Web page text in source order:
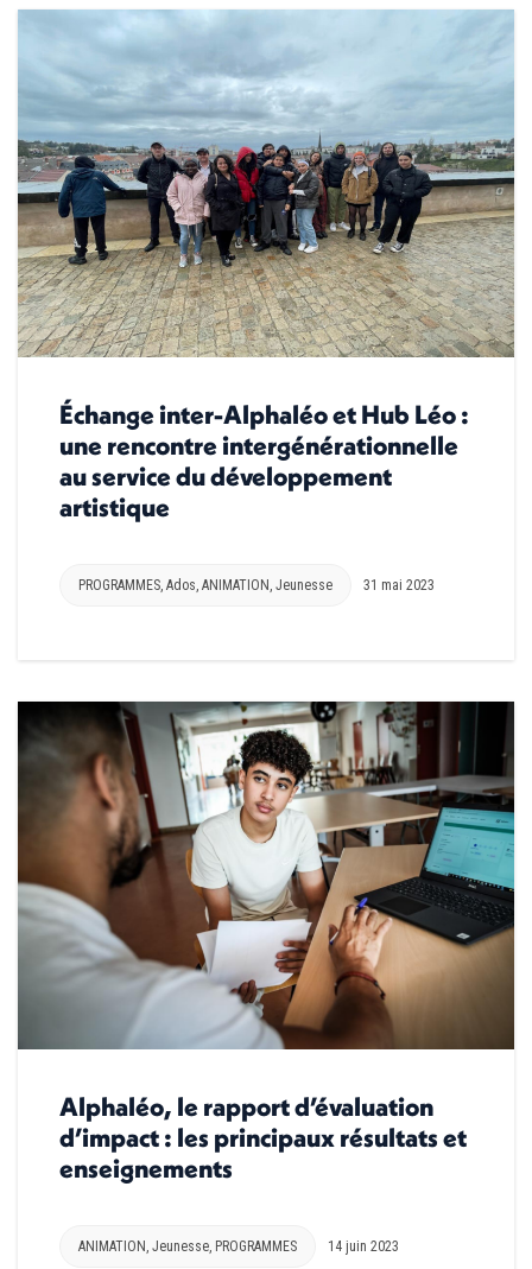
Échange inter-Alphaléo et Hub Léo :
une rencontre intergénérationnelle
au service du développement
artistique
PROGRAMMES, Ados, ANIMATION , Jeunesse 31 mai 2023
Alphaléo, le rapport d’évaluation
d’impact : les principaux résultats et
enseignements
ANIMATION, Jeunesse, PROGRAMMES 14 juin 2023